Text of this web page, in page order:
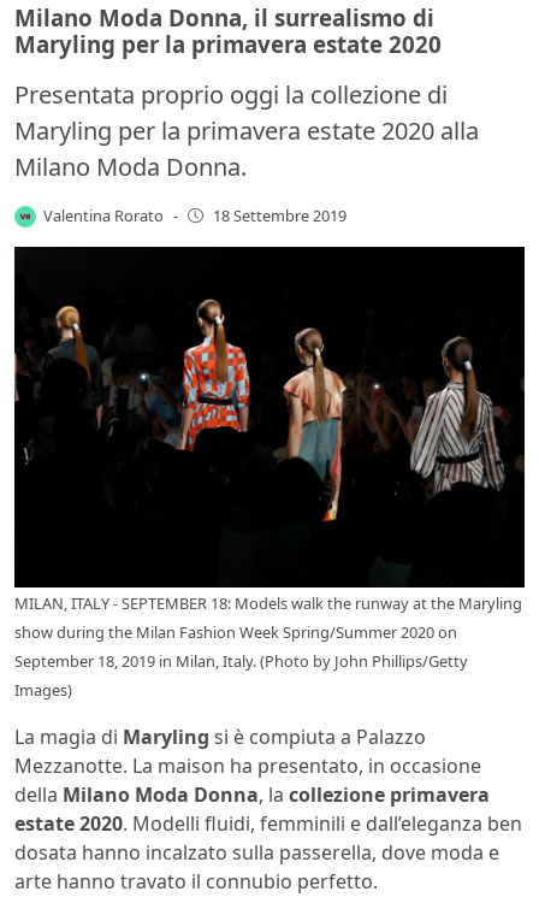
Milano Moda Donna, il surrealismo di
Maryling per la primavera estate 2020
Presentata proprio oggi la collezione di
Maryling per la primavera estate 2020 alla
Milano Moda Donna.
Valentina Rorato - 18 Settembre 2019
MILAN, ITALY - SEPTEMBER 18: Models walk the runway at the Maryling
show during the Milan Fashion Week Spring/Summer 2020 on
September 18, 2019 in Milan, Italy. (Photo by John Phillips/Getty
Images)
La magia di Maryling si è compiuta a Palazzo
Mezzanotte. La maison ha presentato, in occasione
della Milano Moda Donna, la collezione primavera
estate 2020. Modelli fluidi, femminili e dall’eleganza ben
dosata hanno incalzato sulla passerella, dove moda e
arte hanno travato il connubio perfetto.